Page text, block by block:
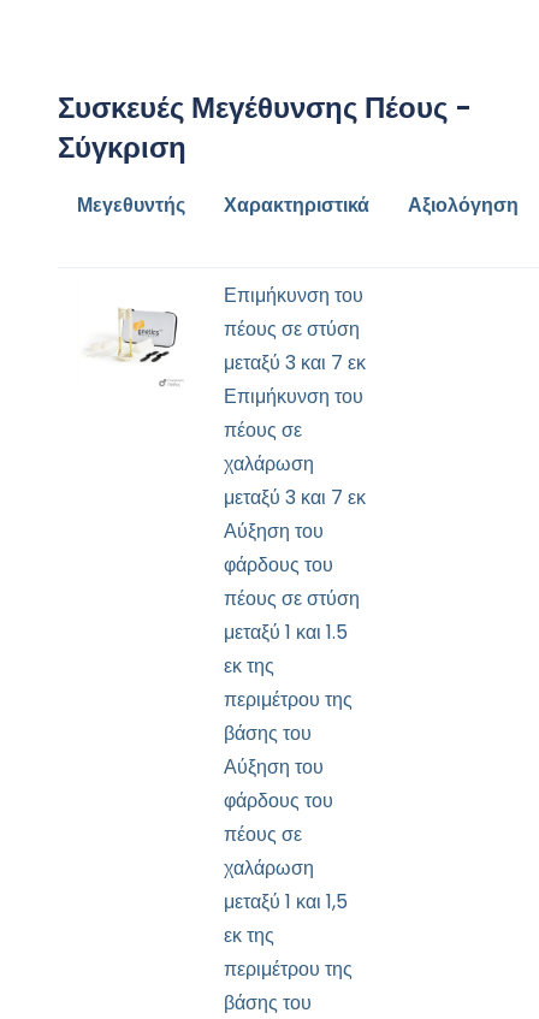
Συσκευές Μεγέθυνσης Πέους -
Σύγκριση
Μεγεθυντής Χαρακτηριστικά Αξιολόγηση
Επιμήκυνση του
πέους σε στύση
μεταξύ 3 και 7 εκ
Επιμήκυνση του
πέους σε
χαλάρωση
μεταξύ 3 και 7 εκ
Αύξηση του
φάρδους του
πέους σε στύση
μεταξύ 1 και 1.5
εκ της
περιμέτρου της
βάσης του
Αύξηση του
φάρδους του
πέους σε
χαλάρωση
μεταξύ 1 και 1,5
εκ της
περιμέτρου της
βάσης του